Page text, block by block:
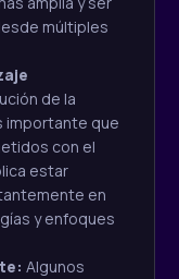
múltiples
de la
importante que
con el
estar
en
y enfoques
Algunos